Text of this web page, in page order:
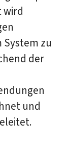
wird
zu
der
und